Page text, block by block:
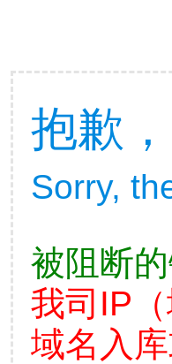
抱歉
Sorry,
被阻断的
我司IP
域名入